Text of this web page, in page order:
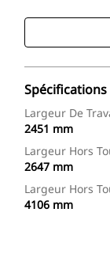
Spécifications
Largeur De
2451 mm
Largeur Hors
2647 mm
Largeur Hors
4106 mm